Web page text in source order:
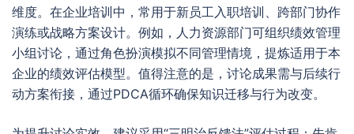
维度。在企业培训中，常用于新员工入职培训、跨部门协作
演练或战略方案设计。例如，人力资源部门可组织绩效管理
小组讨论，通过角色扮演模拟不同管理情境，提炼适用于本
企业的绩效评估模型。值得注意的是，讨论成果需与后续行
动方案衔接，通过PDCA循环确保知识迁移与行为改变。